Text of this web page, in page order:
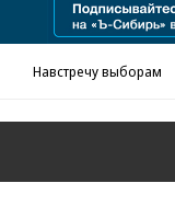
Навстречу выборам